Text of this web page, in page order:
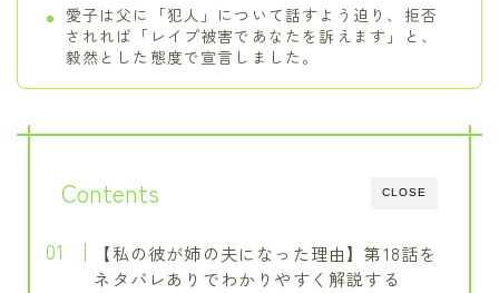
愛子は父に「犯人」について話すよう迫り、拒否
されれば「レイプ被害であなたを訴えます」と、
毅然とした態度で宣言しました。
CLOSE
Contents
【私の彼が姉の夫になった理由】第18話を
ネタバレありでわかりやすく解説する